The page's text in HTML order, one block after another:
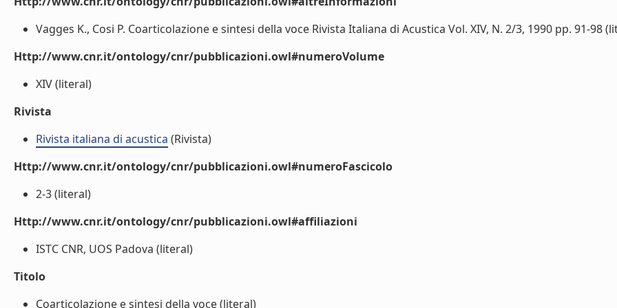
Vagges K., Cosi P. Coarticolazione e sintesi della voce Rivista Italiana di Acustica Vol. XIV, N. 2/3, 1990 pp. 91-98
Http://www.cnr.it/ontology/cnr/pubblicazioni.owl#numeroVolume
XIV (literal)
Rivista
Rivista italiana di acustica (Rivista)
Http://www.cnr.it/ontology/cnr/pubblicazioni.owl#numeroFascicolo
2-3 (literal)
Http://www.cnr.it/ontology/cnr/pubblicazioni.owl#affiliazioni
ISTC CNR, UOS Padova (literal)
Titolo
Coarticolazione e sintesi della voce (literal)